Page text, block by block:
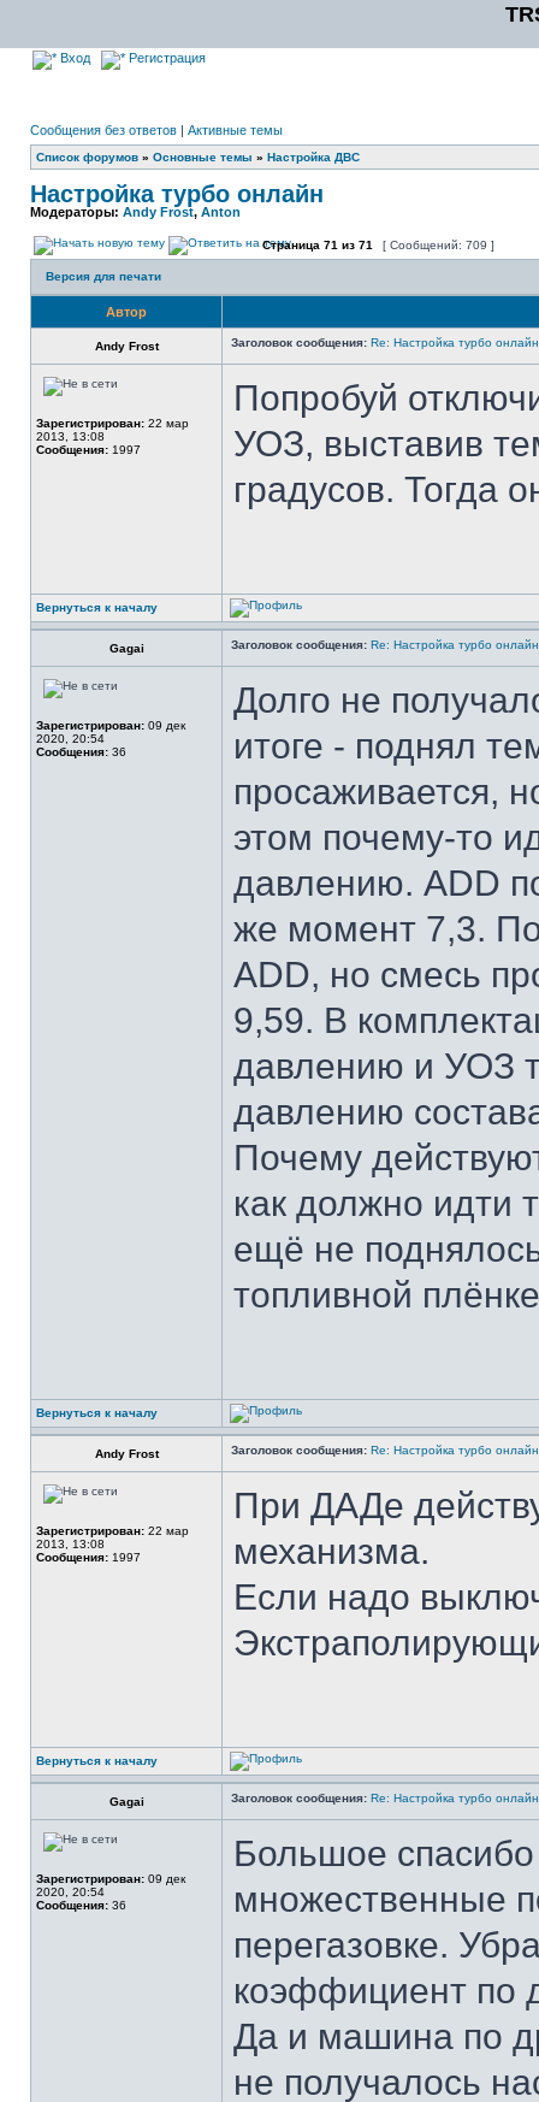
Вход Регистрация
Сообщения без ответов | Активные темы
Список форумов » Основные темы » Настройка ДВС
Настройка турбо онлайн
Модераторы: Andy Frost, Anton
Страница 71 из 71 [ Сообщений: 709 ]
Версия для печати
Автор
Andy Frost Заголовок сообщения: Re: Настройка турбо онлайн
Зарегистрирован: 22 мар
2013, 13:08
Сообщения: 1997
Попробуй
УОЗ, выставив
градусов. Тогда
Вернуться к началу
Gagai Заголовок сообщения: Re: Настройка турбо онлайн
Зарегистрирован: 09 дек
2020, 20:54
Сообщения: 36
Долго не
итоге - поднял
просаживается,
этом почему-то
давлению. ADD
же момент 7,3.
ADD, но смесь
9,59. В
давлению и УОЗ
давлению
Почему
как должно идти
ещё не
топливной
Вернуться к началу
Andy Frost Заголовок сообщения: Re: Настройка турбо онлайн
Зарегистрирован: 22 мар
2013, 13:08
Сообщения: 1997
При ДАДе
механизма.
Если надо
Вернуться к началу
Gagai Заголовок сообщения: Re: Настройка турбо онлайн
Зарегистрирован: 09 дек
2020, 20:54
Сообщения: 36
Большое
множественные
перегазовке.
коэффициент по
Да и машина по
не получалось